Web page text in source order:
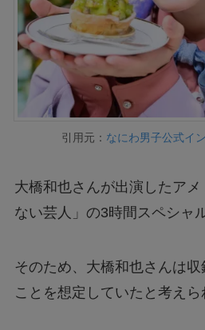
引用元： なにわ男子公式イ
大橋和也さんが出演したアメ
ない芸人」の3時間スペシャ
そのため、大橋和也さんは
ことを想定していたと考えら